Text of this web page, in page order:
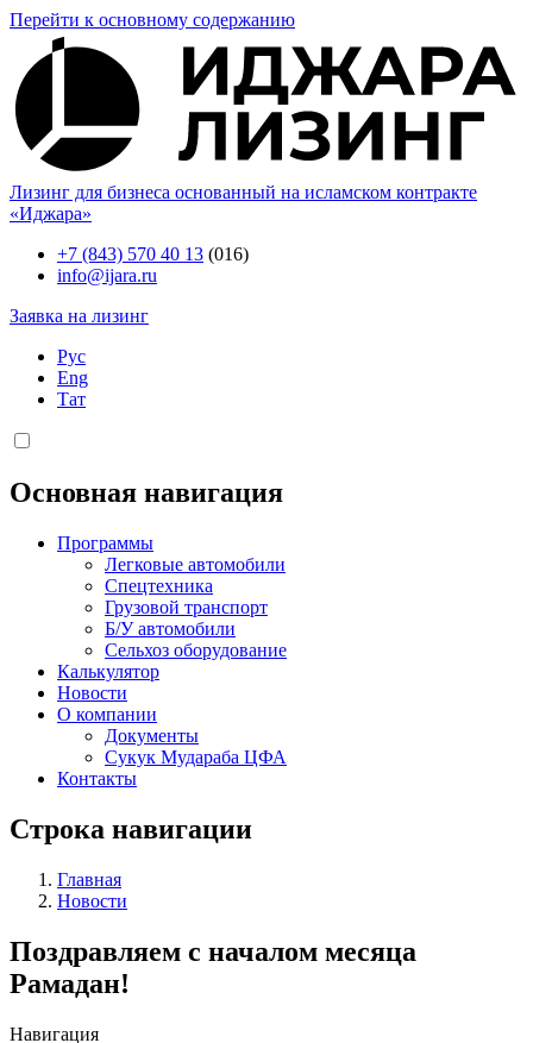
Перейти к основному содержанию
Лизинг для бизнеса основанный на исламском контракте
«Иджара»
+7 (843) 570 40 13 (016)
info@ijara.ru
Заявка на лизинг
Рус
Eng
Тат
Основная навигация
Программы
Легковые автомобили
Спецтехника
Грузовой транспорт
Б/У автомобили
Сельхоз оборудование
Калькулятор
Новости
О компании
Документы
Сукук Мудараба ЦФА
Контакты
Строка навигации
Главная
Новости
Поздравляем с началом месяца
Рамадан!
Навигация